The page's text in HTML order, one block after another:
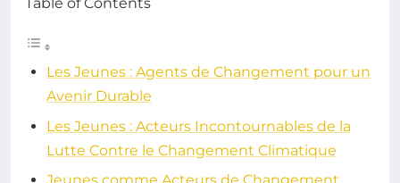
Table of Contents
Les Jeunes : Agents de Changement pour un
Avenir Durable
Les Jeunes : Acteurs Incontournables de la
Lutte Contre le Changement Climatique